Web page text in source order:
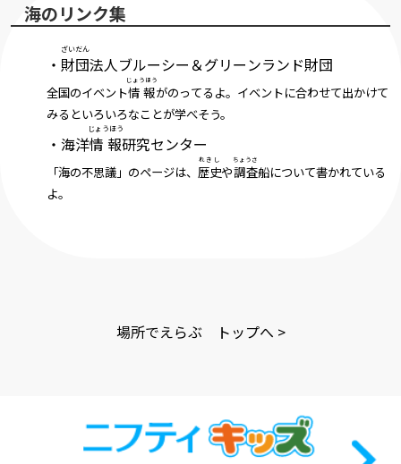
海のリンク集
・ 財団
ざいだん
法人ブルーシー＆グリーンランド財団
全国のイベント情報
じょうほう
がのってるよ。イベントに合わせて出かけて
みるといろいろなことが学べそう。
・ 海洋情報
じょうほう
研究センター
「海の不思議」のページは、 歴史
れきし
や調査
ちょうさ
船について書かれている
よ。
場所でえらぶ トップへ >